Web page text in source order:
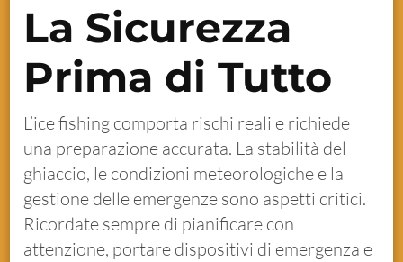
La Sicurezza
Prima di Tutto
L’ice fishing comporta rischi reali e richiede
una preparazione accurata. La stabilità del
ghiaccio, le condizioni meteorologiche e la
gestione delle emergenze sono aspetti critici.
Ricordate sempre di pianificare con
attenzione, portare dispositivi di emergenza e